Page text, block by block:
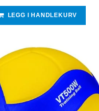
LEGG I HANDLEKURV